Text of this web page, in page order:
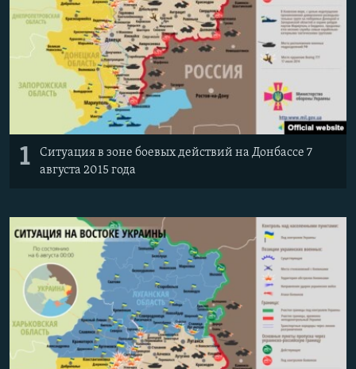
1
Ситуация в зоне боевых действий на Донбассе 7
августа 2015 года